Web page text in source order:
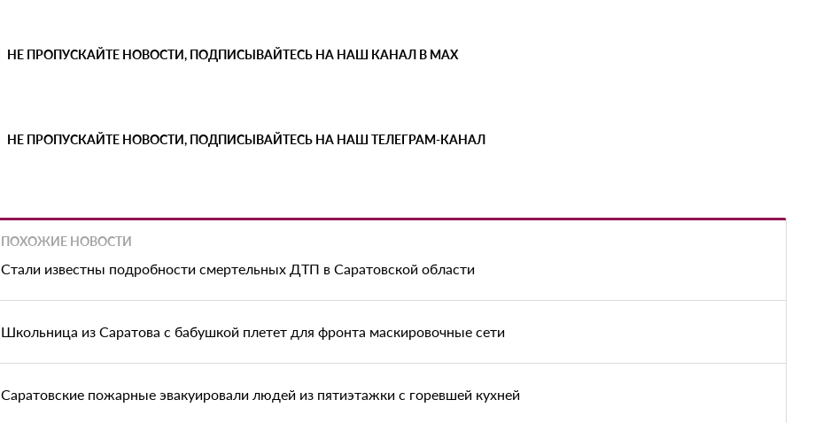
НЕ ПРОПУСКАЙТЕ НОВОСТИ, ПОДПИСЫВАЙТЕСЬ НА НАШ КАНАЛ В MAX
НЕ ПРОПУСКАЙТЕ НОВОСТИ, ПОДПИСЫВАЙТЕСЬ НА НАШ ТЕЛЕГРАМ-КАНАЛ
ПОХОЖИЕ НОВОСТИ
Стали известны подробности смертельных ДТП в Саратовской области
Школьница из Саратова с бабушкой плетет для фронта маскировочные сети
Саратовские пожарные эвакуировали людей из пятиэтажки с горевшей кухней